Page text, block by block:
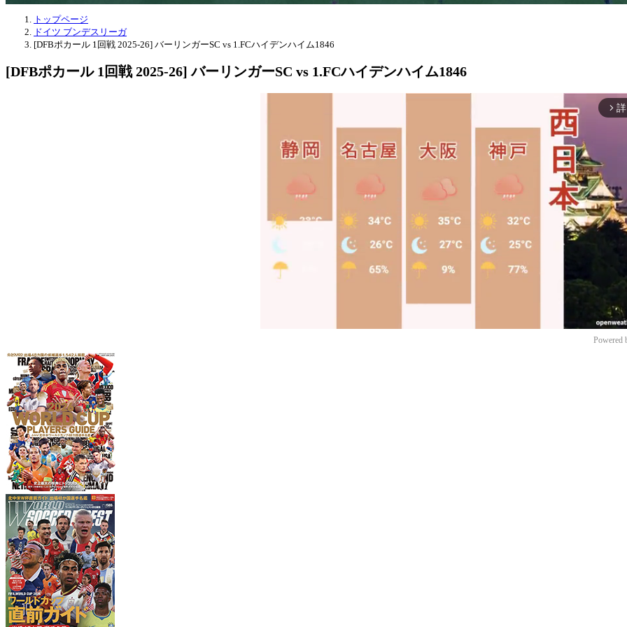
トップページ
ドイツ ブンデスリーガ
[DFBポカール 1回戦 2025-26] バーリンガーSC vs 1.FCハイデンハイム1846
[DFBポカール 1回戦 2025-26] バーリンガーSC vs 1.FCハイデンハイム1846
arrow_forward_ios
Powered